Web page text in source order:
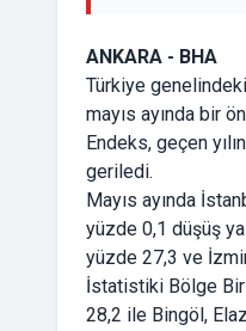
ANKARA - BHA
Türkiye
mayıs ayında bir
Endeks, geçen
geriledi.
Mayıs ayında
yüzde 0,1 düşüş
yüzde 27,3 ve
İstatistiki Bölge
28,2 ile Bingöl,